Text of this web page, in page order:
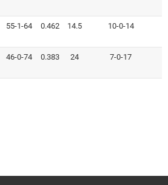
55-1-64 0.462 14.5 10-0-14
46-0-74 0.383 24 7-0-17